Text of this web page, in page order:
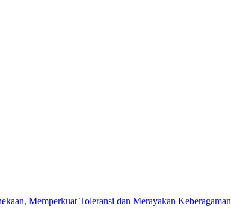
Memperkuat Toleransi dan Merayakan Keberagaman